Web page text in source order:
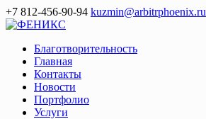
+7 812-456-90-94 kuzmin@arbitrphoenix.ru
Благотворительность
Главная
Контакты
Новости
Портфолио
Услуги